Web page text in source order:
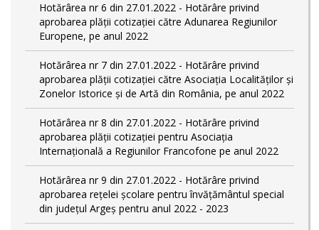
Hotărârea nr 6 din 27.01.2022 - Hotărâre privind
aprobarea plății cotizației către Adunarea Regiunilor
Europene, pe anul 2022
Hotărârea nr 7 din 27.01.2022 - Hotărâre privind
aprobarea plății cotizației către Asociația Localităților și
Zonelor Istorice și de Artă din România, pe anul 2022
Hotărârea nr 8 din 27.01.2022 - Hotărâre privind
aprobarea plății cotizației pentru Asociația
Internațională a Regiunilor Francofone pe anul 2022
Hotărârea nr 9 din 27.01.2022 - Hotărâre privind
aprobarea rețelei școlare pentru învățământul special
din județul Argeș pentru anul 2022 - 2023